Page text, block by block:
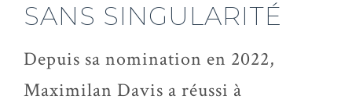
SANS SINGULARITÉ
Depuis sa nomination en 2022,
Maximilan Davis a réussi à